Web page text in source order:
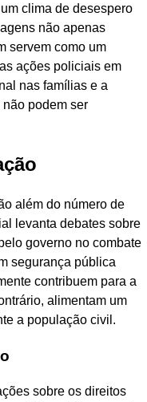
clima de desespero
não apenas
servem como um
ações policiais em
nas famílias e a
podem ser
além do número de
levanta debates sobre
governo no combate
segurança pública
contribuem para a
alimentam um
a população civil.
sobre os direitos